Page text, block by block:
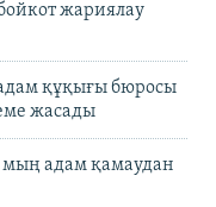
жариялау
құқығы бюросы
жасады
адам қамаудан